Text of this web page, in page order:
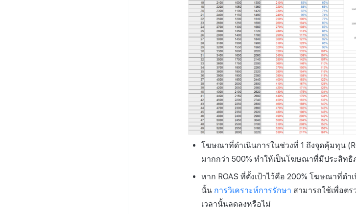
โฆษณาที่ดำเนินการในช่วงที่ 1 ถึงจุดคุ้มทุน
มากกว่า 500% ทำให้เป็นโฆษณาที่มีประสิท
หาก ROAS ที่ตั้งเป้าไว้คือ 200% โฆษณาที่ดำ
นั้น การวิเคราะห์การรักษา สามารถใช้เพื่อต
เวลานั้นลดลงหรือไม่